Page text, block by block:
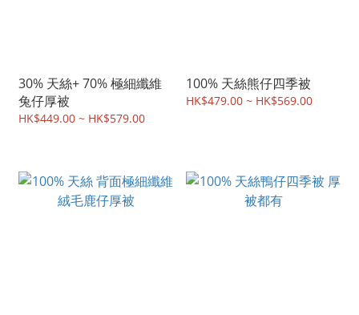
30% 天絲+ 70% 極細纖維
兔仔厚被
HK$449.00 ~ HK$579.00
100% 天絲熊仔四季被
HK$479.00 ~ HK$569.00